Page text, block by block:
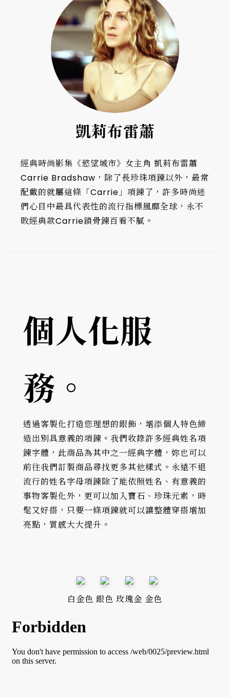
凱莉布雷蕭
經典時尚影集《慾望城市》女主角 凱莉布雷蕭
Carrie Bradshaw，除了長珍珠項鍊以外，最常
配戴的就屬這條「Carrie」項鍊了，許多時尚迷
們心目中最具代表性的流行指標風靡全球，永不
敗經典款Carrie鎖骨鍊百看不膩。
個人化服
務。
透過客製化打造您理想的銀飾，增添個人特色締
造出別具意義的項鍊。我們收錄許多經典姓名項
鍊字體，此商品為其中之一經典字體，妳也可以
前往我們訂製商品尋找更多其他樣式。永遠不退
流行的姓名字母項鍊除了能依照姓名、有意義的
事物客製化外，更可以加入寶石、珍珠元素，時
髦又好搭，只要一條項鍊就可以讓整體穿搭增加
亮點，質感大大提升。
白金色 銀色 玫瑰金 金色